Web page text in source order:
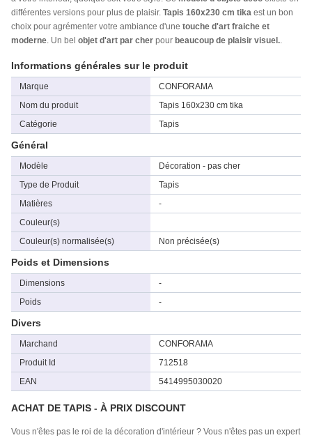
ACHAT DE TAPIS - À PRIX DISCOUNT
Vous n'êtes pas le roi de la décoration d'intérieur ? Vous n'êtes pas un expert
différentes versions pour plus de plaisir. Tapis 160x230 cm tika est un bon
choix pour agrémenter votre ambiance d'une touche d'art fraiche et
moderne. Un bel objet d'art par cher pour beaucoup de plaisir visuel..
Informations générales sur le produit
Marque
CONFORAMA
Nom du produit
Tapis 160x230 cm tika
Catégorie
Tapis
Général
Modèle
Décoration - pas cher
Type de Produit
Tapis
Matières
-
Couleur(s)
Couleur(s) normalisée(s)
Non précisée(s)
Poids et Dimensions
Dimensions
-
Poids
-
Divers
Marchand
CONFORAMA
Produit Id
712518
EAN
5414995030020